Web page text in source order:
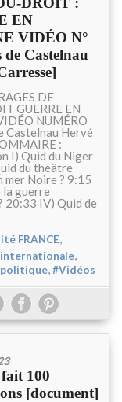
EN
VIDÉO N°
de Castelnau
DE
GUERRE EN
NUMÉRO
Castelnau Hervé
:
I) Quid du Niger
du théâtre
mer Noire ? 9:15
la guerre
20:33 IV) Quid de
FRANCE,
,
,#Vidéos
100
[document]